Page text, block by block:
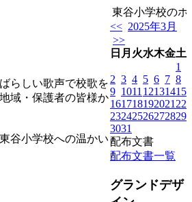
東谷小学校のホ
らしい歌声で校歌を
域・保護者の皆様か
谷小学校への温かい
<< 2025年3月
>>
日 月 火水木金土
1
2 3 4 5 6 7 8
9 1011 12131415
161718192021 22
23242526272829
3031
配布文書
配布文書一覧
グランドデザ